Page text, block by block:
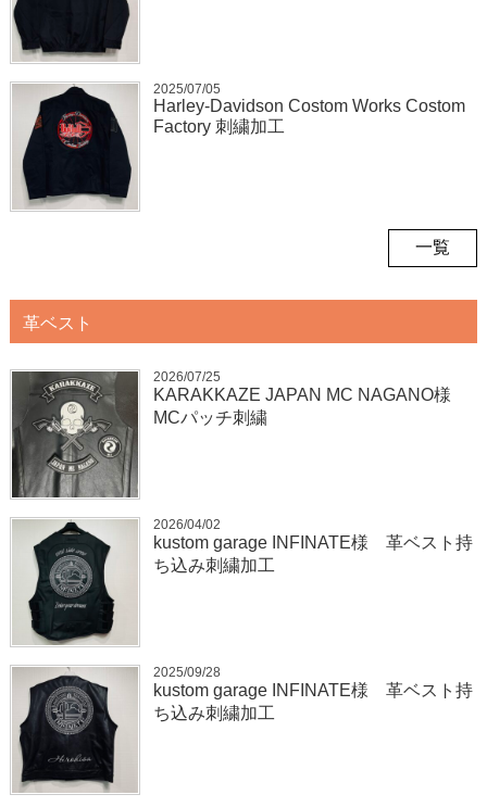
2025/07/05
Harley-Davidson Costom Works Costom
Factory 刺繍加工
一覧
革ベスト
2026/07/25
KARAKKAZE JAPAN MC NAGANO様
MCパッチ刺繍
2026/04/02
kustom garage INFINATE様 革ベスト持
ち込み刺繍加工
2025/09/28
kustom garage INFINATE様 革ベスト持
ち込み刺繍加工